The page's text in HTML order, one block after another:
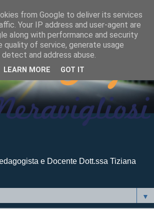
e Docente Dott.ssa Tiziana
▼
from Google to deliver its services
Your IP address and user-agent are
along with performance and security
quality of service, generate usage
and address abuse.
LEARN MORE GOT IT